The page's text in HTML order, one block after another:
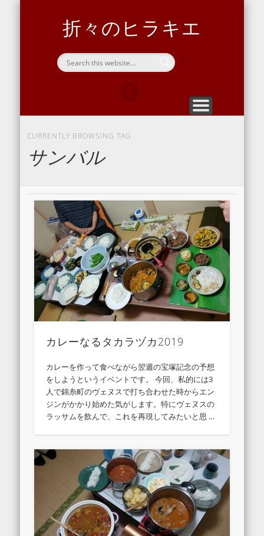
折々のヒラキエ
CURRENTLY BROWSING TAG
サンバル
カレーなるタカラヅカ2019
カレーを作って食べながら翌週の宝塚記念の予想
をしようというイベントです。 今回、私的には3
人で錦糸町のヴェヌスで打ち合わせた時からエン
ジンがかかり始めた気がします。特にヴェヌスの
ラッサムを飲んで、これを再現してみたいと思 …